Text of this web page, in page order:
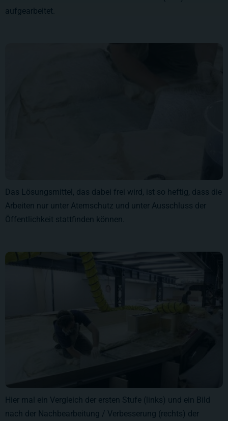
aufgearbeitet.
Das Lösungsmittel, das dabei frei wird, ist so heftig, dass die
Arbeiten nur unter Atemschutz und unter Ausschluss der
Öffentlichkeit stattfinden können.
Hier mal ein Vergleich der ersten Stufe (links) und ein Bild
nach der Nachbearbeitung / Verbesserung (rechts) der